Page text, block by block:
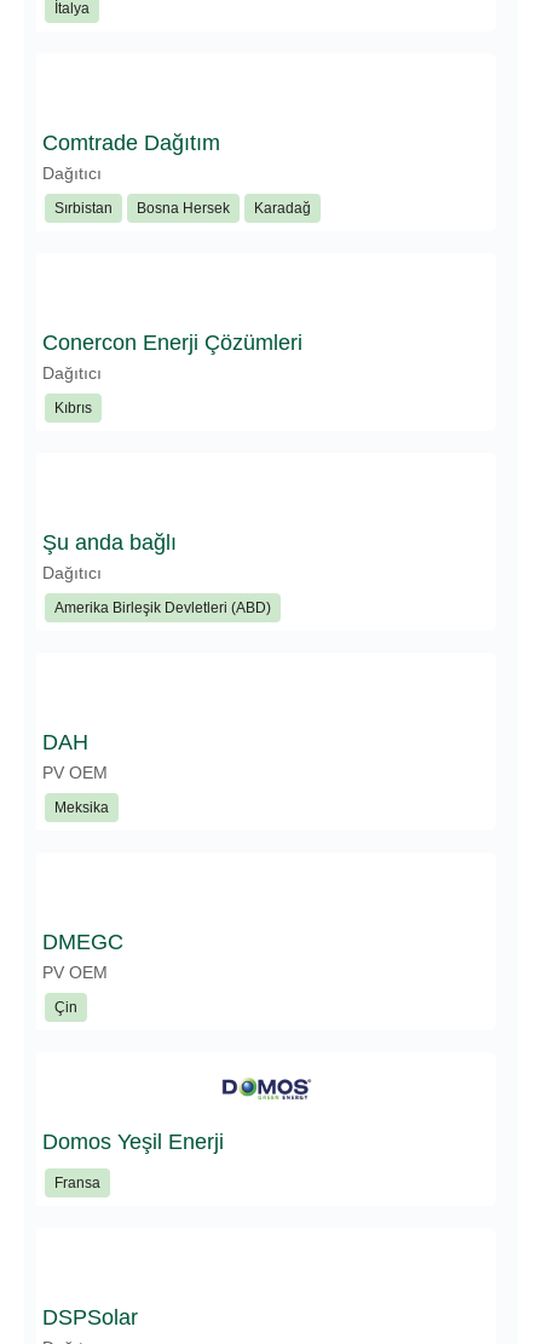
İtalya
Comtrade Dağıtım
Dağıtıcı
Sırbistan Bosna Hersek Karadağ
Conercon Enerji Çözümleri
Dağıtıcı
Kıbrıs
Şu anda bağlı
Dağıtıcı
Amerika Birleşik Devletleri (ABD)
DAH
PV OEM
Meksika
DMEGC
PV OEM
Çin
Domos Yeşil Enerji
Fransa
DSPSolar